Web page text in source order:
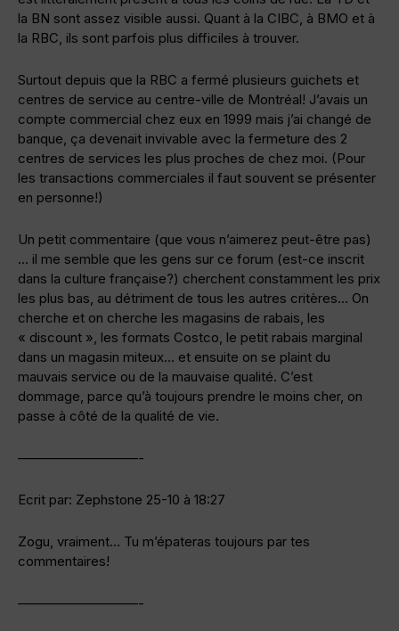
la BN sont assez visible aussi. Quant à la CIBC, à BMO et à
la RBC, ils sont parfois plus difficiles à trouver.
Surtout depuis que la RBC a fermé plusieurs guichets et
centres de service au centre-ville de Montréal! J’avais un
compte commercial chez eux en 1999 mais j’ai changé de
banque, ça devenait invivable avec la fermeture des 2
centres de services les plus proches de chez moi. (Pour
les transactions commerciales il faut souvent se présenter
en personne!)
Un petit commentaire (que vous n’aimerez peut-être pas)
… il me semble que les gens sur ce forum (est-ce inscrit
dans la culture française?) cherchent constamment les prix
les plus bas, au détriment de tous les autres critères… On
cherche et on cherche les magasins de rabais, les
« discount », les formats Costco, le petit rabais marginal
dans un magasin miteux… et ensuite on se plaint du
mauvais service ou de la mauvaise qualité. C’est
dommage, parce qu’à toujours prendre le moins cher, on
passe à côté de la qualité de vie.
—————————-
Ecrit par: Zephstone 25-10 à 18:27
Zogu, vraiment… Tu m’épateras toujours par tes
commentaires!
—————————-